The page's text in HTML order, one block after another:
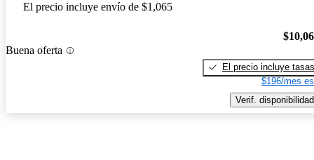
El precio incluye envío de $1,065
Buena oferta
El precio incluye tasas
$196/mes
Verif. disponibilidad